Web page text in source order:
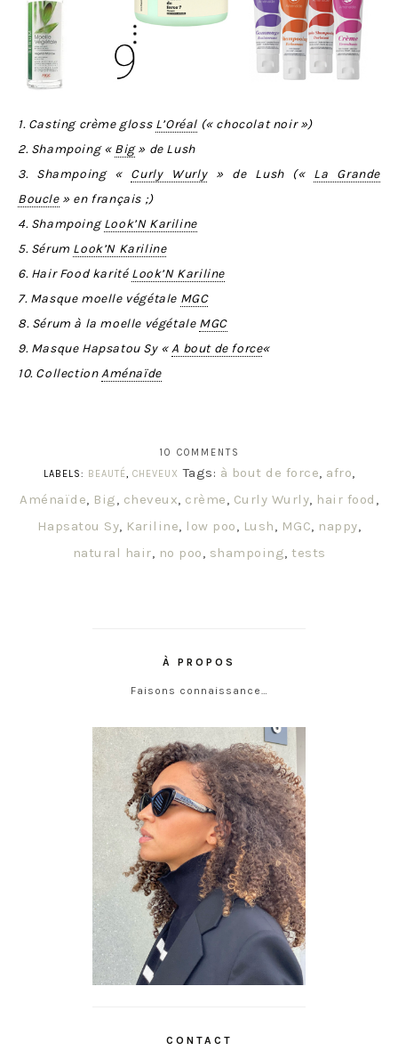
1. Casting crème gloss L’Oréal (« chocolat noir »)
2. Shampoing « Big» de Lush
3. Shampoing « Curly Wurly» de Lush (« La Grande
Boucle» en français ;)
4. ShampoingLook’N Kariline
5. Sérum Look’N Kariline
6. Hair Food karité Look’N Kariline
7. Masque moelle végétale MGC
8. Sérum à la moelle végétale MGC
9. Masque Hapsatou Sy «A bout de force«
10. CollectionAménaïde
10 COMMENTS
LABELS:
BEAUTÉ, CHEVEUX Tags: à bout de force, afro,
Aménaïde, Big, cheveux, crème, Curly Wurly, hair food ,
Hapsatou Sy, Kariline, low poo, Lush, MGC, nappy,
natural hair, no poo, shampoing, tests
À PROPOS
Faisons connaissance…
CONTACT